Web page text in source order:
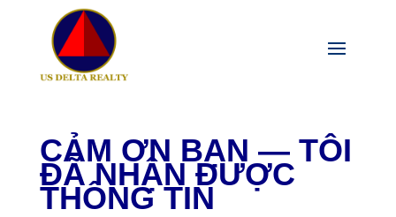
CẢM ƠN BẠN — TÔI
ĐÃ NHẬN ĐƯỢC
THÔNG TIN